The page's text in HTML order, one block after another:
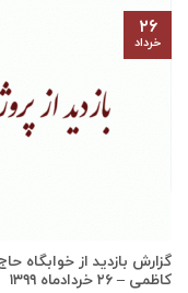
گزارش بازديد از خوابگاه
كاظمی – ۲۶ خرداد‌ماه ۱۳۹۹
۲۶
خرداد